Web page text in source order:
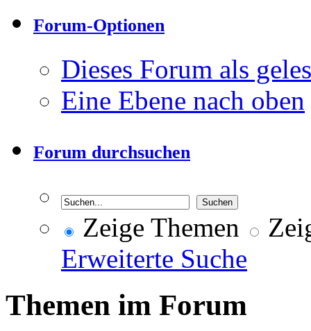
Forum-Optionen
Dieses Forum als
Eine Ebene nach oben
Forum durchsuchen
Zeige Themen
Erweiterte Suche
Themen im Forum